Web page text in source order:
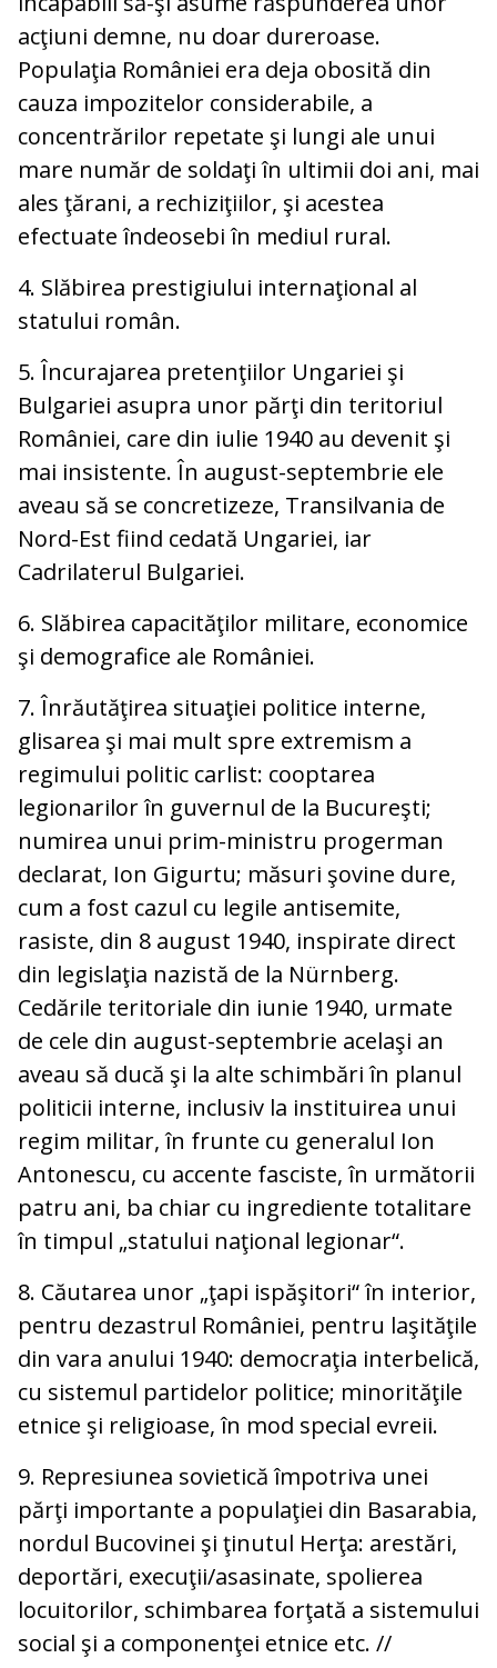
acţiuni demne, nu doar dureroase.
Populaţia României era deja obosită din
cauza impozitelor considerabile, a
concentrărilor repetate şi lungi ale unui
mare număr de soldaţi în ultimii doi ani, mai
ales ţărani, a rechiziţiilor, şi acestea
efectuate îndeosebi în mediul rural.
4. Slăbirea prestigiului internaţional al
statului român.
5. Încurajarea pretenţiilor Ungariei şi
Bulgariei asupra unor părţi din teritoriul
României, care din iulie 1940 au devenit şi
mai insistente. În august-septembrie ele
aveau să se concretizeze, Transilvania de
Nord-Est fiind cedată Ungariei, iar
Cadrilaterul Bulgariei.
6. Slăbirea capacităţilor militare, economice
şi demografice ale României.
7. Înrăutăţirea situaţiei politice interne,
glisarea şi mai mult spre extremism a
regimului politic carlist: cooptarea
legionarilor în guvernul de la Bucureşti;
numirea unui prim-ministru progerman
declarat, Ion Gigurtu; măsuri şovine dure,
cum a fost cazul cu legile antisemite,
rasiste, din 8 august 1940, inspirate direct
din legislaţia nazistă de la Nürnberg.
Cedările teritoriale din iunie 1940, urmate
de cele din august-septembrie acelaşi an
aveau să ducă şi la alte schimbări în planul
politicii interne, inclusiv la instituirea unui
regim militar, în frunte cu generalul Ion
Antonescu, cu accente fasciste, în următorii
patru ani, ba chiar cu ingrediente totalitare
în timpul „statului naţional legionar“.
8. Căutarea unor „ţapi ispăşitori“ în interior,
pentru dezastrul României, pentru laşităţile
din vara anului 1940: democraţia interbelică,
cu sistemul partidelor politice; minorităţile
etnice şi religioase, în mod special evreii.
9. Represiunea sovietică împotriva unei
părţi importante a populaţiei din Basarabia,
nordul Bucovinei şi ţinutul Herţa: arestări,
deportări, execuţii/asasinate, spolierea
locuitorilor, schimbarea forţată a sistemului
social şi a componenţei etnice etc. //